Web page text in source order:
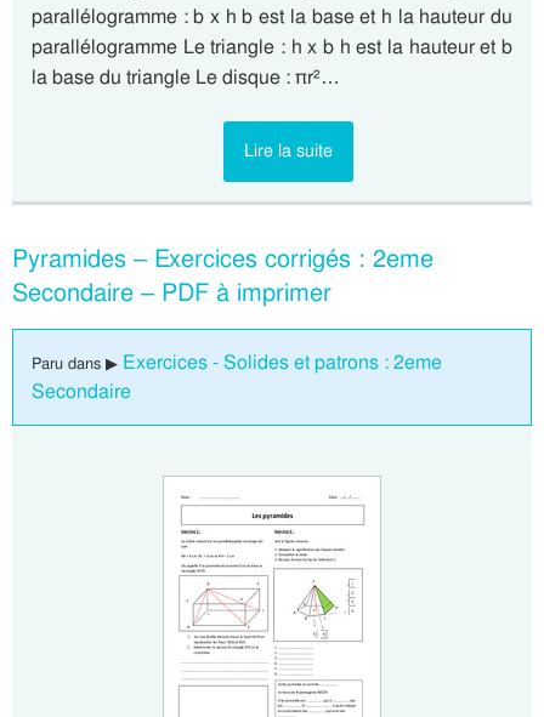
parallélogramme : b x h b est la base et h la hauteur du
parallélogramme Le triangle : h x b h est la hauteur et b
la base du triangle Le disque : πr²…
Lire la suite
Pyramides – Exercices corrigés : 2eme
Secondaire – PDF à imprimer
Paru dans ▶ Exercices - Solides et patrons : 2eme
Secondaire